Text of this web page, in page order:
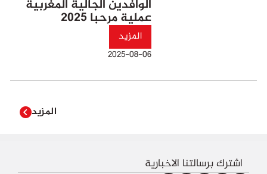
الوافدين الجالية المغربية
عملية مرحبا 2025
المزيد
2025-08-06
المزيد
اشترك برسالتنا الاخبارية